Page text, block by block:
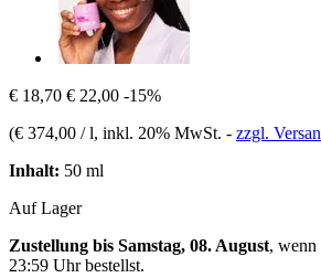
€ 18,70 € 22,00 -15%
(€ 374,00 / l, inkl. 20% MwSt. - zzgl.
Inhalt: 50 ml
Auf Lager
Zustellung bis Samstag, 08. August, wenn
23:59 Uhrbestellst.